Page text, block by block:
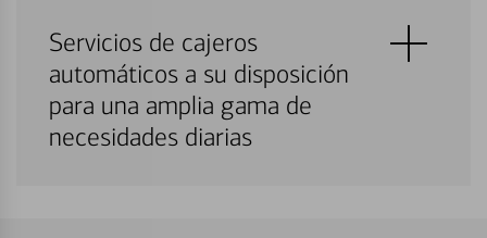
Servicios de cajeros
automáticos a su disposición
para una amplia gama de
necesidades diarias